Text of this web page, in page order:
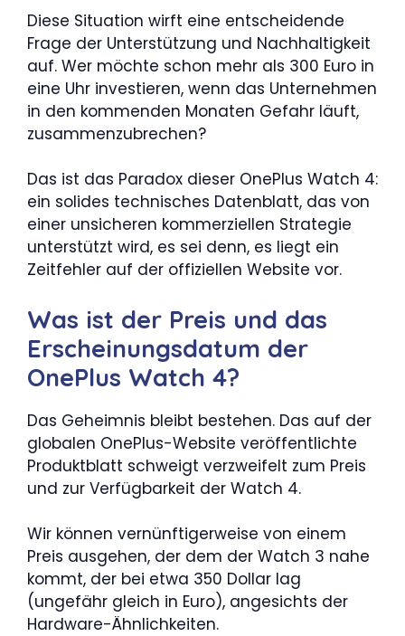
Diese Situation wirft eine entscheidende
Frage der Unterstützung und Nachhaltigkeit
auf. Wer möchte schon mehr als 300 Euro in
eine Uhr investieren, wenn das Unternehmen
in den kommenden Monaten Gefahr läuft,
zusammenzubrechen?
Das ist das Paradox dieser OnePlus Watch 4:
ein solides technisches Datenblatt, das von
einer unsicheren kommerziellen Strategie
unterstützt wird, es sei denn, es liegt ein
Zeitfehler auf der offiziellen Website vor.
Was ist der Preis und das
Erscheinungsdatum der
OnePlus Watch 4?
Das Geheimnis bleibt bestehen. Das auf der
globalen OnePlus-Website veröffentlichte
Produktblatt schweigt verzweifelt zum Preis
und zur Verfügbarkeit der Watch 4.
Wir können vernünftigerweise von einem
Preis ausgehen, der dem der Watch 3 nahe
kommt, der bei etwa 350 Dollar lag
(ungefähr gleich in Euro), angesichts der
Hardware-Ähnlichkeiten.